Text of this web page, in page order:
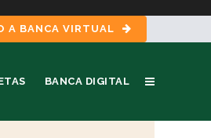
A BANCA VIRTUAL
BANCA DIGITAL